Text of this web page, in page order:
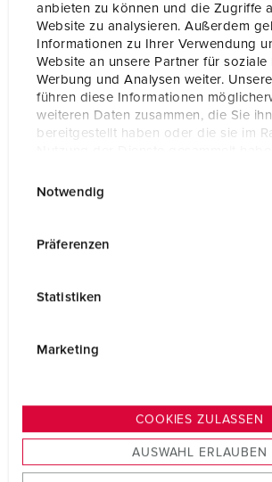
anbieten zu können und die Zugriffe
Website zu analysieren. Außerdem
Informationen zu Ihrer Verwendung
Website an unsere Partner für soziale
Werbung und Analysen weiter.
führen diese Informationen
weiteren Daten zusammen, die Sie
bereitgestellt haben oder die sie im
s
u
Notwendig
Präferenzen
Statistiken
Marketing
COOKIES ZULASSEN
AUSWAHL ERLAUBEN
Kontakt
NAAR HET PRODUCT